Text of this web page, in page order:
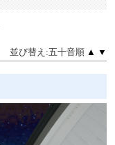
並び替え:五十音順 ▲ ▼